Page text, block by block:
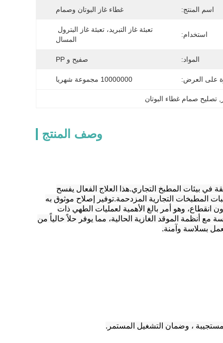
اسم المنتج: غطاء غاز البوتان وصمام
استخدام:
المسال
المواد: صفيح و PP
على العرض: 10000000 مجموعة شهريا
, تصليح صمام غطاء البوتان
وصف المنتج
في بيئات المطبخ التجاري.هذا العلاج الفعال يفسح
المطبخات التجارية المزدحمة.توفير إصلاح موثوق به
وهو أمر بالغ الأهمية لعمليات الطهي ذات
أنظمة الموقد الغازية الحالية، مما يوفر حلاً خالياً من
بسلاسة وآمنة.
، وضمان التشغيل المستمر.